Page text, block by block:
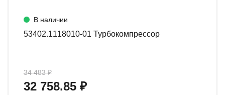
В наличии
53402.1118010-01 Турбокомпрессор
34 483 ₽
32 758.85 ₽